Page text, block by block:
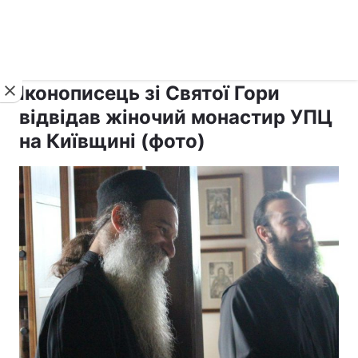
Іконописець зі Святої Гори
відвідав жіночий монастир УПЦ
на Київщині (фото)